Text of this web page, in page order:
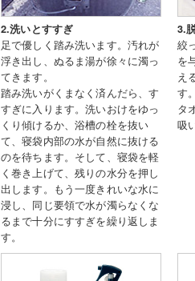
2.洗いとすすぎ
足で優しく踏み洗います。汚れが
浮き出し、ぬるま湯が徐々に濁っ
てきます。
踏み洗いがくまなく済んだら、す
すぎに入ります。洗いおけをゆっ
くり傾けるか、浴槽の栓を抜い
て、寝袋内部の水が自然に抜ける
のを待ちます。そして、寝袋を軽
く巻き上げて、残りの水分を押し
出します。もう一度きれいな水に
浸し、同じ要領で水が濁らなくな
るまで十分にすすぎを繰り返しま
す。
3.
絞
を
え
す
タ
吸